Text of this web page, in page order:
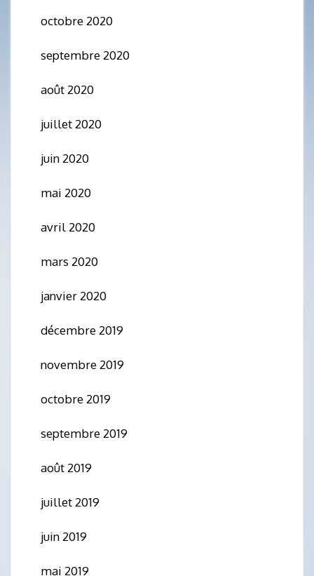
octobre 2020
septembre 2020
août 2020
juillet 2020
juin 2020
mai 2020
avril 2020
mars 2020
janvier 2020
décembre 2019
novembre 2019
octobre 2019
septembre 2019
août 2019
juillet 2019
juin 2019
mai 2019